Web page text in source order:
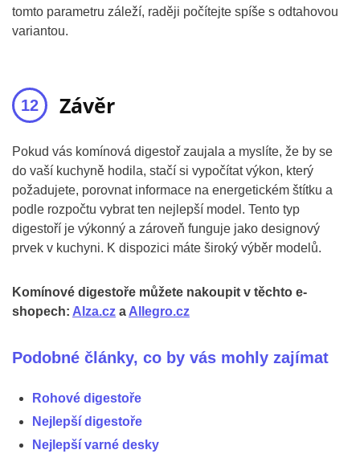
tomto parametru záleží, raději počítejte spíše s odtahovou
variantou.
Závěr
Pokud vás komínová digestoř zaujala a myslíte, že by se
do vaší kuchyně hodila, stačí si vypočítat výkon, který
požadujete, porovnat informace na energetickém štítku a
podle rozpočtu vybrat ten nejlepší model. Tento typ
digestoří je výkonný a zároveň funguje jako designový
prvek v kuchyni. K dispozici máte široký výběr modelů.
Komínové digestoře můžete nakoupit v těchto e-
shopech: Alza.cz a Allegro.cz
Podobné články, co by vás mohly zajímat
Rohové digestoře
Nejlepší digestoře
Nejlepší varné desky